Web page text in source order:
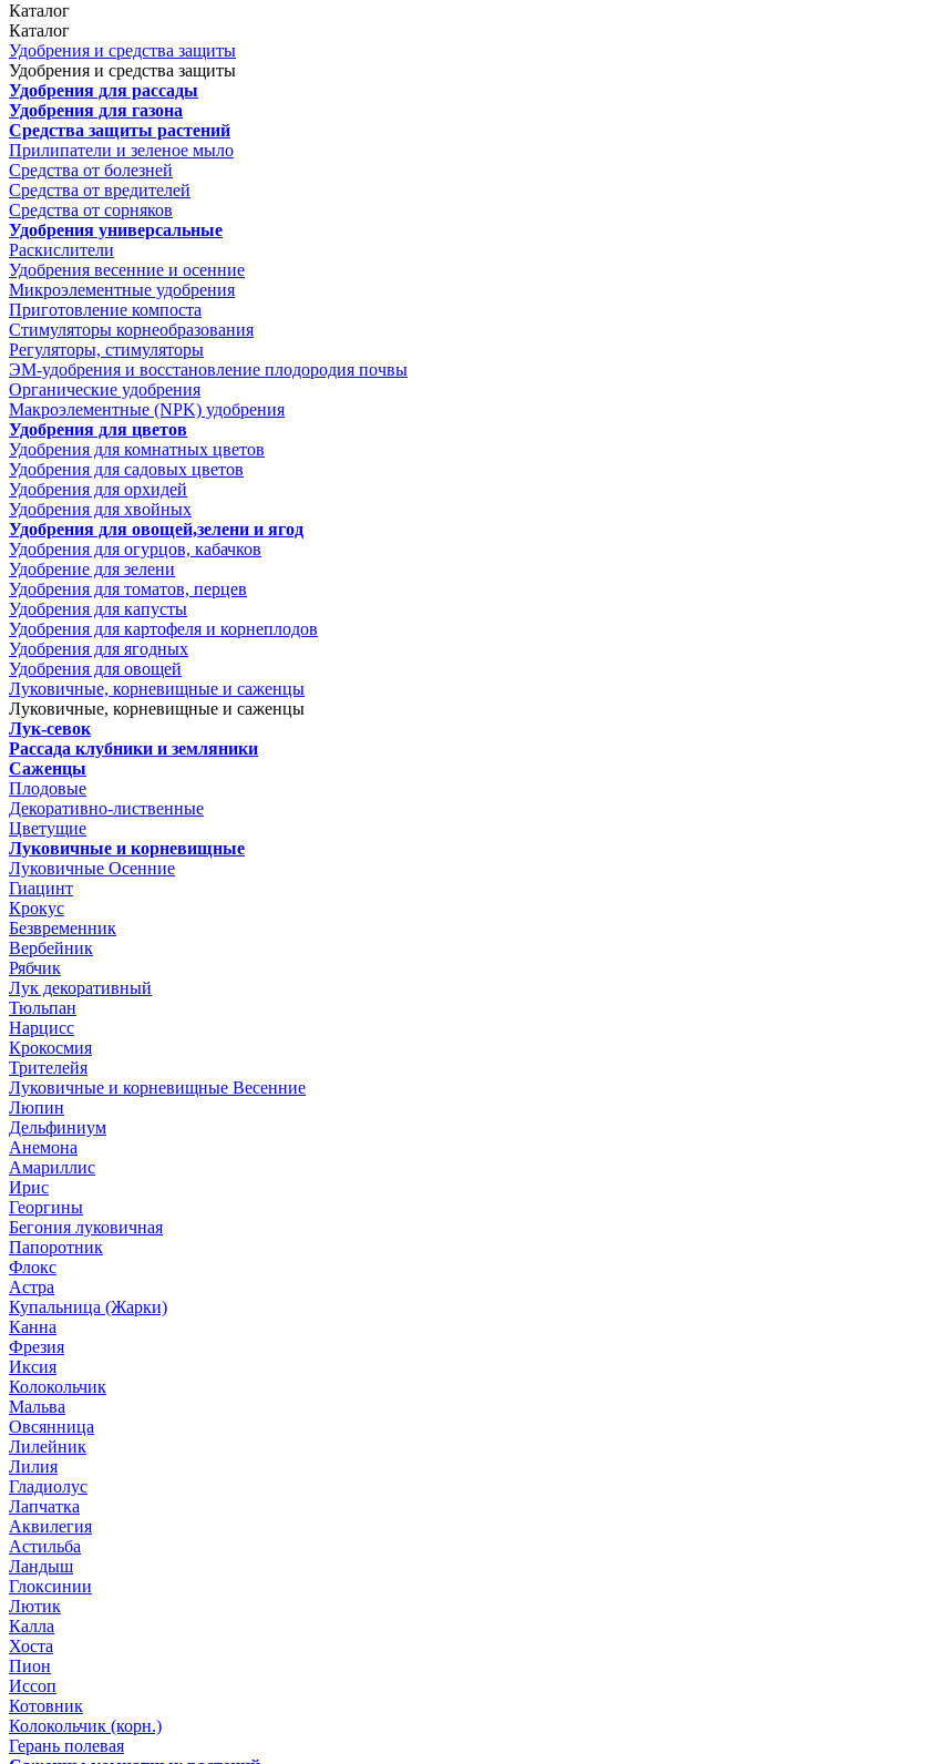
Каталог
Каталог
Удобрения и средства защиты
Удобрения и средства защиты
Удобрения для рассады
Удобрения для газона
Средства защиты растений
Прилипатели и зеленое мыло
Средства от болезней
Средства от вредителей
Средства от сорняков
Удобрения универсальные
Раскислители
Удобрения весенние и осенние
Микроэлементные удобрения
Приготовление компоста
Стимуляторы корнеобразования
Регуляторы, стимуляторы
ЭМ-удобрения и восстановление плодородия почвы
Органические удобрения
Макроэлементные (NPK) удобрения
Удобрения для цветов
Удобрения для комнатных цветов
Удобрения для садовых цветов
Удобрения для орхидей
Удобрения для хвойных
Удобрения для овощей,зелени и ягод
Удобрения для огурцов, кабачков
Удобрение для зелени
Удобрения для томатов, перцев
Удобрения для капусты
Удобрения для картофеля и корнеплодов
Удобрения для ягодных
Удобрения для овощей
Луковичные, корневищные и саженцы
Луковичные, корневищные и саженцы
Лук-севок
Рассада клубники и земляники
Саженцы
Плодовые
Декоративно-лиственные
Цветущие
Луковичные и корневищные
Луковичные Осенние
Гиацинт
Крокус
Безвременник
Вербейник
Рябчик
Лук декоративный
Тюльпан
Нарцисс
Крокосмия
Трителейя
Луковичные и корневищные Весенние
Люпин
Дельфиниум
Анемона
Амариллис
Ирис
Георгины
Бегония луковичная
Папоротник
Флокс
Астра
Купальница (Жарки)
Канна
Фрезия
Иксия
Колокольчик
Мальва
Овсянница
Лилейник
Лилия
Гладиолус
Лапчатка
Аквилегия
Астильба
Ландыш
Глоксинии
Лютик
Калла
Хоста
Пион
Иссоп
Котовник
Колокольчик (корн.)
Герань полевая